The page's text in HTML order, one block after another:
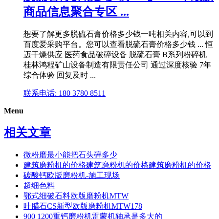
商品信息聚合专区 ...
想要了解更多脱硫石膏价格多少钱一吨相关内容,可以到
百度爱采购平台。您可以查看脱硫石膏价格多少钱 ... 恒
迈干燥供应 医药食品破碎设备 脱硫石膏 B系列粉碎机
桂林鸿程矿山设备制造有限责任公司 通过深度核验 7年
综合体验 回复及时 ...
联系电话: 180 3780 8511
Menu
相关文章
微粉磨最小能把石头碎多少
建筑磨粉机的价格建筑磨粉机的价格建筑磨粉机的价格
碳酸钙欧版磨粉机-施工现场
超细色料
鄂式细破石料欧版磨粉机MTW
叶腊石CS新型欧版磨粉机MTW178
900 1200重钙磨粉机雷蒙机轴承是多大的